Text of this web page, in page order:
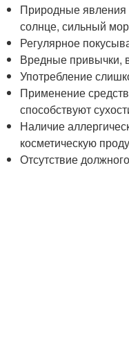
Природные явления
солнце, сильный
Регулярное
Вредные привычки,
Употребление
Применение
способствуют
Наличие
косметическую
Отсутствие